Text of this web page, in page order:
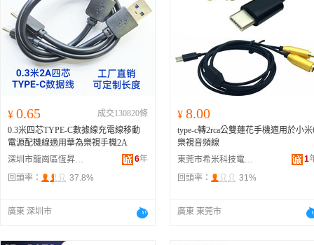
¥ 0.65
成交130820條
0.3米四芯TYPE-C數據線充電線移動
電源配機線適用華為樂視手機2A
深圳市龍崗區恆昇電子配件廠
6年
回頭率：
37.8%
廣東 深圳市
¥ 8.00
type-c轉2rca公雙蓮花手機適用於小米
樂視音頻線
東莞市希米科技電子有限公司
1
回頭率：
31%
廣東 東莞市